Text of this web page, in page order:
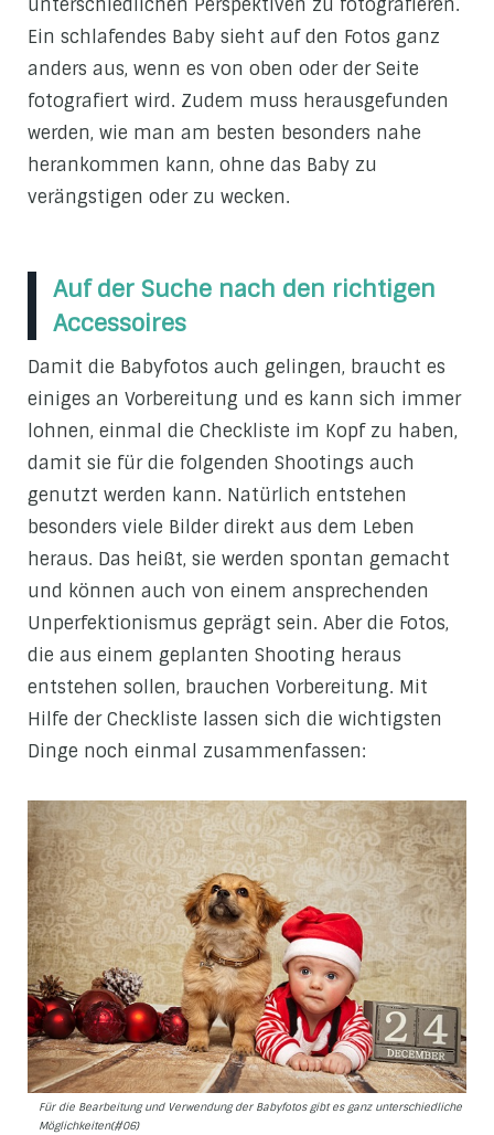
unterschiedlichen Perspektiven zu fotografieren.
Ein schlafendes Baby sieht auf den Fotos ganz
anders aus, wenn es von oben oder der Seite
fotografiert wird. Zudem muss herausgefunden
werden, wie man am besten besonders nahe
herankommen kann, ohne das Baby zu
verängstigen oder zu wecken.
Auf der Suche nach den richtigen
Accessoires
Damit die Babyfotos auch gelingen, braucht es
einiges an Vorbereitung und es kann sich immer
lohnen, einmal die Checkliste im Kopf zu haben,
damit sie für die folgenden Shootings auch
genutzt werden kann. Natürlich entstehen
besonders viele Bilder direkt aus dem Leben
heraus. Das heißt, sie werden spontan gemacht
und können auch von einem ansprechenden
Unperfektionismus geprägt sein. Aber die Fotos,
die aus einem geplanten Shooting heraus
entstehen sollen, brauchen Vorbereitung. Mit
Hilfe der Checkliste lassen sich die wichtigsten
Dinge noch einmal zusammenfassen:
Für die Bearbeitung und Verwendung der Babyfotos gibt es ganz unterschiedliche
Möglichkeiten(#06)